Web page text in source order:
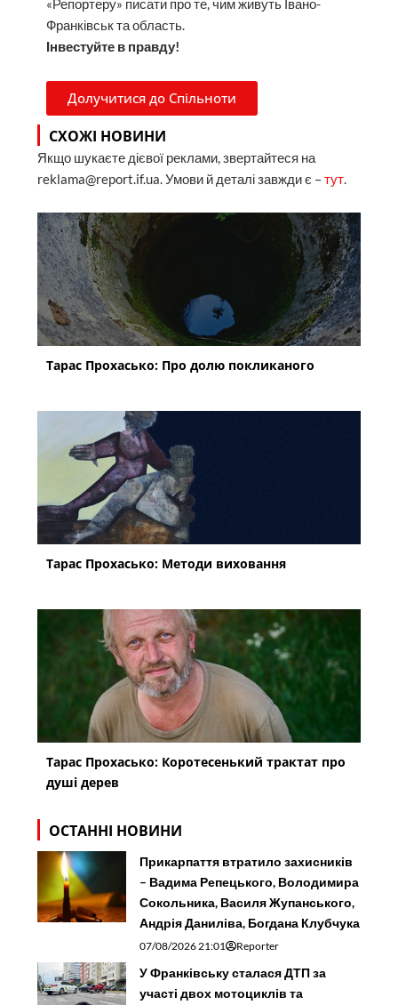
«Репортеру» писати про те, чим живуть Івано-
Франківськ та область.
Інвестуйте в правду!
Долучитися до Спільноти
СХОЖІ НОВИНИ
Якщо шукаєте дієвої реклами, звертайтеся на
reklama@report.if.ua. Умови й деталі завжди є –тут.
Тарас Прохасько: Про долю покликаного
Тарас Прохасько: Методи виховання
Тарас Прохасько: Коротесенький трактат про
душі дерев
ОСТАННІ НОВИНИ
Прикарпаття втратило захисників
– Вадима Репецького, Володимира
Сокольника, Василя Жупанського,
Андрія Даниліва, Богдана Клубчука
07/08/2026 21:01 Reporter
У Франківську сталася ДТП за
участі двох мотоциклів та